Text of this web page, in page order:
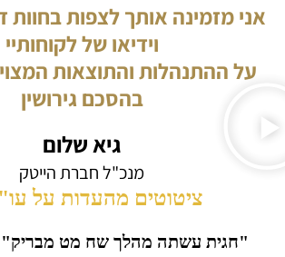
אני מזמינה אותך לצפות בחוות
וידיאו של לקוחותיי
על ההתנהלות והתוצאות
בהסכם גירושין
גיא שלום
מנכ"ל חברת הייטק
ציטוטים מהעדות על
"חגית עשתה מהלך שח מט מבריק"